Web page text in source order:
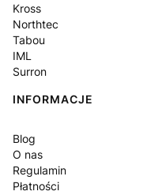
Kross
Northtec
Tabou
IML
Surron
INFORMACJE
Blog
O nas
Regulamin
Płatności